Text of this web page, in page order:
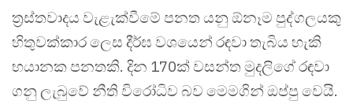
ත්‍රස්තවාදය වැළැක්වීමේ පනත යනු ඕනෑම පුද්ගලයකු
හිතුවක්කාර ලෙස දීර්ඝ වශයෙන් රඳවා තැබිය හැකි
භයානක පනතකි. දින 170ක් වසන්ත මුදලිගේ රඳවා
ගනු ලැබුවේ නීති විරෝධිව බව මෙමගින් ඔප්පු වෙයි.